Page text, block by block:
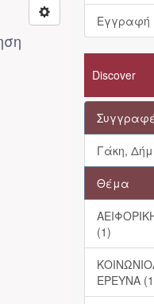
Εγγραφή
Discover
Γάκη,
Θέμα
(1)
ΕΡΕΥΝΑ